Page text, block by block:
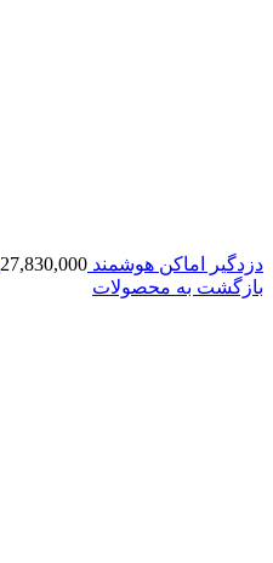
دزدگیر اماکن هوشمند Tuya 27,830,000
بازگشت به محصولات